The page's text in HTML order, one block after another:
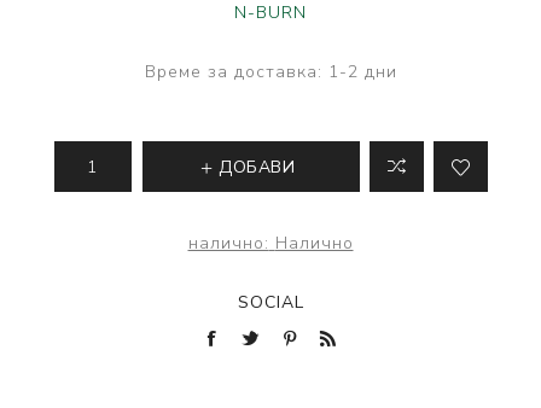
N-BURN
Време за доставка: 1-2 дни
ДОБАВИ
налично: Налично
SOCIAL